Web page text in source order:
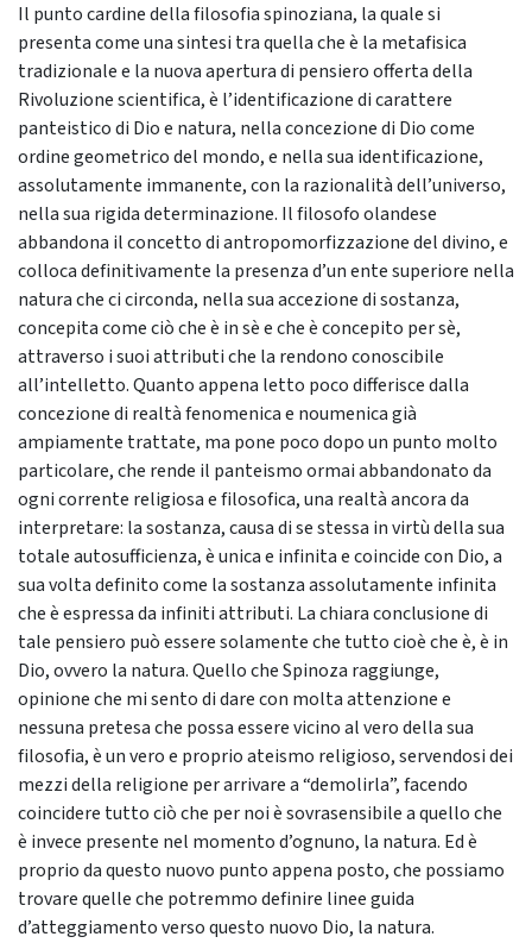
Il punto cardine della filosofia spinoziana, la quale si
presenta come una sintesi tra quella che è la metafisica
tradizionale e la nuova apertura di pensiero offerta della
Rivoluzione scientifica, è l’identificazione di carattere
panteistico di Dio e natura, nella concezione di Dio come
ordine geometrico del mondo, e nella sua identificazione,
assolutamente immanente, con la razionalità dell’universo,
nella sua rigida determinazione. Il filosofo olandese
abbandona il concetto di antropomorfizzazione del divino, e
colloca definitivamente la presenza d’un ente superiore nella
natura che ci circonda, nella sua accezione di sostanza,
concepita come ciò che è in sè e che è concepito per sè,
attraverso i suoi attributi che la rendono conoscibile
all’intelletto. Quanto appena letto poco differisce dalla
concezione di realtà fenomenica e noumenica già
ampiamente trattate, ma pone poco dopo un punto molto
particolare, che rende il panteismo ormai abbandonato da
ogni corrente religiosa e filosofica, una realtà ancora da
interpretare: la sostanza, causa di se stessa in virtù della sua
totale autosufficienza, è unica e infinita e coincide con Dio, a
sua volta definito come la sostanza assolutamente infinita
che è espressa da infiniti attributi. La chiara conclusione di
tale pensiero può essere solamente che tutto cioè che è, è in
Dio, ovvero la natura. Quello che Spinoza raggiunge,
opinione che mi sento di dare con molta attenzione e
nessuna pretesa che possa essere vicino al vero della sua
filosofia, è un vero e proprio ateismo religioso, servendosi dei
mezzi della religione per arrivare a “demolirla”, facendo
coincidere tutto ciò che per noi è sovrasensibile a quello che
è invece presente nel momento d’ognuno, la natura. Ed è
proprio da questo nuovo punto appena posto, che possiamo
trovare quelle che potremmo definire linee guida
d’atteggiamento verso questo nuovo Dio, la natura.